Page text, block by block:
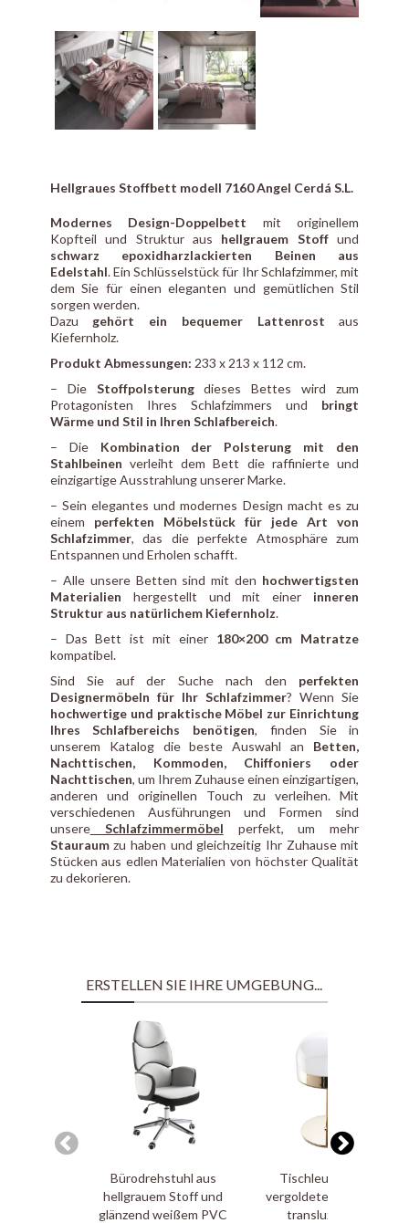
Hellgraues Stoffbett modell 7160 Angel Cerdá S.L.
Modernes Design-Doppelbett mit originellem
Kopfteil und Struktur aus hellgrauem Stoffund
schwarz epoxidharzlackierten Beinen aus
Edelstahl. Ein Schlüsselstück für Ihr Schlafzimmer, mit
dem Sie für einen eleganten und gemütlichen Stil
sorgen werden.
Dazu gehört ein bequemer Lattenrost aus
Kiefernholz.
Produkt Abmessungen: 233 x 213 x 112 cm.
– Die Stoffpolsterungdieses Bettes wird zum
Protagonisten Ihres Schlafzimmers und bringt
Wärme und Stil in Ihren Schlafbereich.
– Die Kombination der Polsterung mit den
Stahlbeinen verleiht dem Bett die raffinierte und
einzigartige Ausstrahlung unserer Marke.
– Sein elegantes und modernes Design macht es zu
einem perfekten Möbelstück für jede Art von
Schlafzimmer, das die perfekte Atmosphäre zum
Entspannen und Erholen schafft.
– Alle unsere Betten sind mit den hochwertigsten
Materialien hergestellt und mit einer inneren
Struktur aus natürlichem Kiefernholz.
– Das Bett ist mit einer 180×200 cm Matratze
kompatibel.
Sind Sie auf der Suche nach den perfekten
Designermöbeln für Ihr Schlafzimmer? Wenn Sie
hochwertige und praktische Möbel zur Einrichtung
Ihres Schlafbereichs benötigen, finden Sie in
unserem Katalog die beste Auswahl an Betten,
Nachttischen, Kommoden, Chiffoniers oder
Nachttischen, um Ihrem Zuhause einen einzigartigen,
anderen und originellen Touch zu verleihen. Mit
verschiedenen Ausführungen und Formen sind
unsereSchlafzimmermöbel perfekt, um mehr
Stauraumzu haben und gleichzeitig Ihr Zuhause mit
Stücken aus edlen Materialien von höchster Qualität
zu dekorieren.
ERSTELLEN SIE IHRE UMGEBUNG...
Bürodrehstuhl aus
hellgrauem Stoff und
glänzend weißem PVC
Tischleuchte aus
vergoldetem Stahl mit
transluzentem